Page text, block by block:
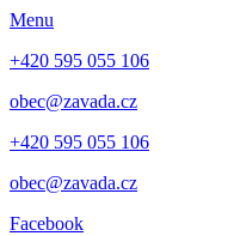
Menu
+420 595 055 106
obec@zavada.cz
+420 595 055 106
obec@zavada.cz
Facebook